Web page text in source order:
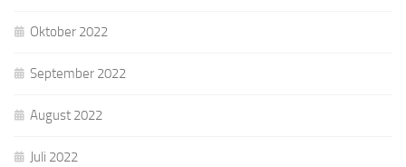
Oktober 2022
September 2022
August 2022
Juli 2022